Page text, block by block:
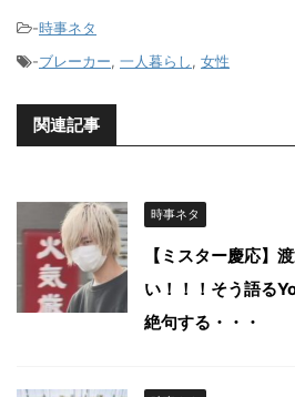
-時事ネタ
-ブレーカー, 一人暮らし, 女性
関連記事
時事ネタ
【ミスター慶応】
い！！！そう語る
絶句する・・・